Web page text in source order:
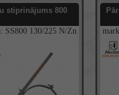
stiprinājums 800
SS800 130/225 N/Zn